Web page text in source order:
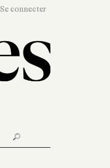
Se connecter
🔎